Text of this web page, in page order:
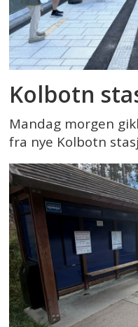
Kolbotn
Mandag morgen
fra nye Kolbotn